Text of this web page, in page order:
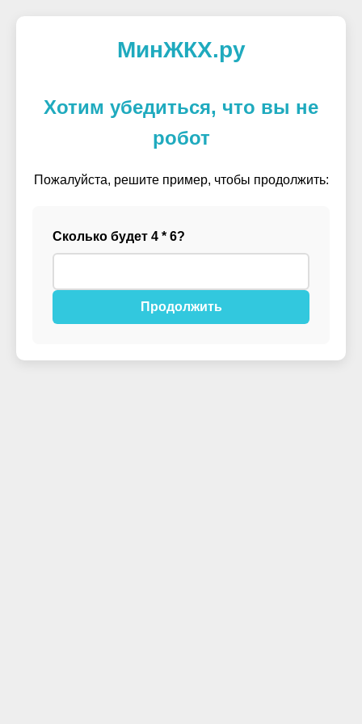
МинЖКХ.ру
Хотим убедиться, что вы не
робот
Пожалуйста, решите пример, чтобы продолжить:
Сколько будет 4 * 6?
Продолжить